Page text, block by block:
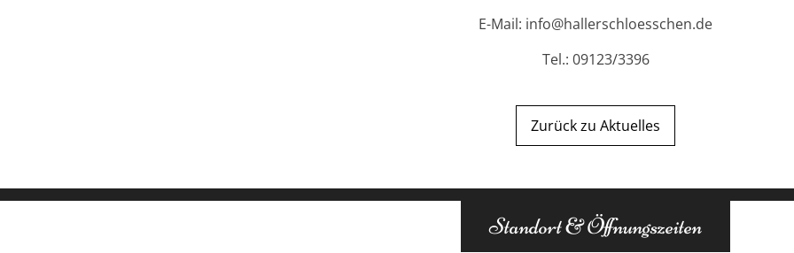
E-Mail: info@hallerschloesschen.de
Tel.: 09123/3396
Zurück zu Aktuelles
Standort & Öffnungszeiten